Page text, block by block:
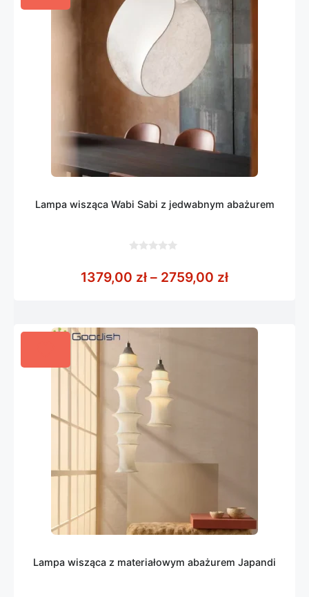
Lampa wisząca Wabi Sabi z jedwabnym abażurem
5
1379,00 zł – 2759,00 złZakres cen:
Lampa wisząca z materiałowym abażurem Japandi